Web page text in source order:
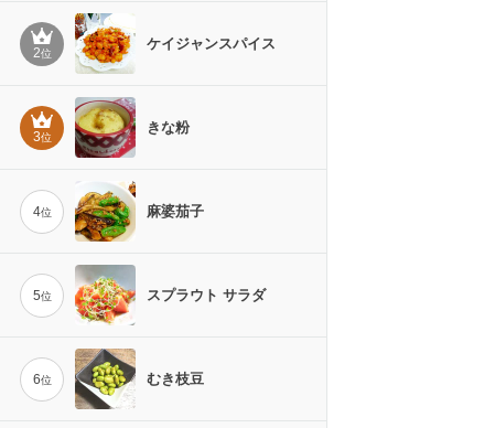
2位
ケイジャンスパイス
3位
きな粉
4位 麻婆茄子
5位 スプラウト サラダ
6位 むき枝豆